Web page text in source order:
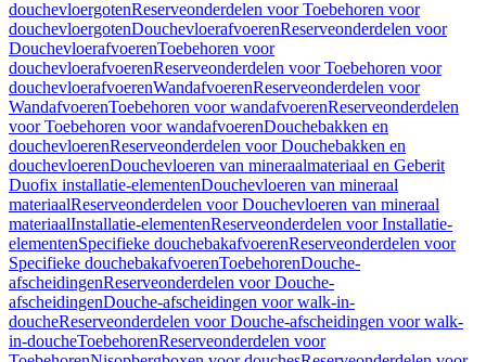
douchevloergotenReserveonderdelen voor Toebehoren voor
douchevloergotenDouchevloerafvoerenReserveonderdelen voor
DouchevloerafvoerenToebehoren voor
douchevloerafvoerenReserveonderdelen voor Toebehoren voor
douchevloerafvoerenWandafvoerenReserveonderdelen voor
WandafvoerenToebehoren voor wandafvoerenReserveonderdelen
voor Toebehoren voor wandafvoerenDouchebakken en
douchevloerenReserveonderdelen voor Douchebakken en
douchevloerenDouchevloeren van mineraalmateriaal en Geberit
Duofix installatie-elementenDouchevloeren van mineraal
materiaalReserveonderdelen voor Douchevloeren van mineraal
materiaalInstallatie-elementenReserveonderdelen voor Installatie-
elementenSpecifieke douchebakafvoerenReserveonderdelen voor
Specifieke douchebakafvoerenToebehorenDouche-
afscheidingenReserveonderdelen voor Douche-
afscheidingenDouche-afscheidingen voor walk-in-
doucheReserveonderdelen voor Douche-afscheidingen voor walk-
in-doucheToebehorenReserveonderdelen voor